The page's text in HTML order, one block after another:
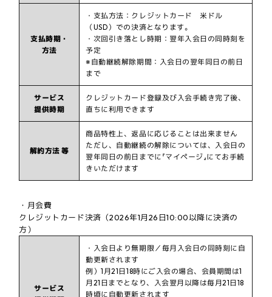
支払時期・
方法
・支払方法：クレジットカード 米ドル
（USD）での決済となります。
・次回引き落とし時期：翌年入会日の同時刻を
予定
※自動継続解除期間：入会日の翌年同日の前日
まで
サービス
提供時期
クレジットカード登録及び入会手続き完了後、
直ちに利用できます
解約方法 等
商品特性上、返品に応じることは出来ません
ただし、自動継続の解除については、入会日の
翌年同日の前日までに『マイページ』にてお手続
きいただけます
・月会費
クレジットカード決済（2026年1月26日10:00以降に決済の
方）
サービス
・入会日より無期限／毎月入会日の同時刻に自
動更新されます
例）1月21日18時にご入会の場合、会員期間は1
月21日までとなり、入会翌月以降は毎月21日18
時頃に自動更新されます